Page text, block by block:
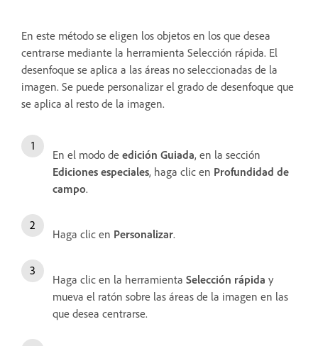
En este método se eligen los objetos en los que desea
centrarse mediante la herramienta Selección rápida. El
desenfoque se aplica a las áreas no seleccionadas de la
imagen. Se puede personalizar el grado de desenfoque que
se aplica al resto de la imagen.
En el modo de edición Guiada, en la sección
Ediciones especiales, haga clic en Profundidad de
campo.
Haga clic en Personalizar.
Haga clic en la herramienta Selección rápida y
mueva el ratón sobre las áreas de la imagen en las
que desea centrarse.